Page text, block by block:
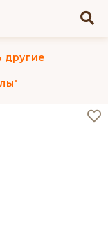
другие